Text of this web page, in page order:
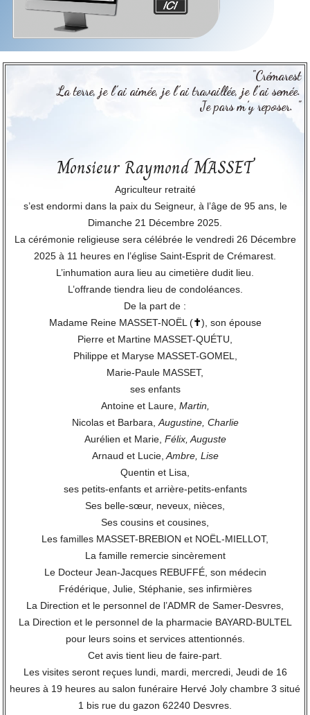
"Crémarest
La terre, je l’ai aimée, je l’ai travaillée, je l’ai semée.
Je pars m’y reposer. "
Monsieur Raymond MASSET
Agriculteur retraité
s’est endormi dans la paix du Seigneur, à l’âge de 95 ans, le
Dimanche 21 Décembre 2025.
La cérémonie religieuse sera célébrée le vendredi 26 Décembre
2025 à 11 heures en l’église Saint-Esprit de Crémarest.
L’inhumation aura lieu au cimetière dudit lieu.
L’offrande tiendra lieu de condoléances.
De la part de :
Madame Reine MASSET-NOËL (✝), son épouse
Pierre et Martine MASSET-QUÉTU,
Philippe et Maryse MASSET-GOMEL,
Marie-Paule MASSET,
ses enfants
Antoine et Laure, Martin,
Nicolas et Barbara, Augustine, Charlie
Aurélien et Marie, Félix, Auguste
Arnaud et Lucie, Ambre, Lise
Quentin et Lisa,
ses petits-enfants et arrière-petits-enfants
Ses belle-sœur, neveux, nièces,
Ses cousins et cousines,
Les familles MASSET-BREBION et NOËL-MIELLOT,
La famille remercie sincèrement
Le Docteur Jean-Jacques REBUFFÉ, son médecin
Frédérique, Julie, Stéphanie, ses infirmières
La Direction et le personnel de l’ADMR de Samer-Desvres,
La Direction et le personnel de la pharmacie BAYARD-BULTEL
pour leurs soins et services attentionnés.
Cet avis tient lieu de faire-part.
Les visites seront reçues lundi, mardi, mercredi, Jeudi de 16
heures à 19 heures au salon funéraire Hervé Joly chambre 3 situé
1 bis rue du gazon 62240 Desvres.